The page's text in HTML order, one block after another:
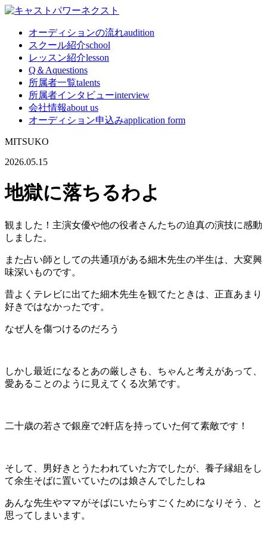
オーディションの流れaudition
スクール紹介school
レッスン紹介lesson
Q＆Aquestions
所属者一覧talents
所属者インタビューinterview
会社情報about us
オーディション申込みapplication form
MITSUKO
2026.05.15
地獄に落ちるわよ
観ました！主演女優や他の役者さんたちの迫真の演技に感動
しました。
また占い師としての共通項がある細木先生の半生は、大変興
味深いものです。
昔よくテレビに出てた細木先生を観てたときは、正直あまり
好きではなかったです。
なぜ人を傷つけるのだろう
しかし最近になるとあの厳しさも、ちゃんと考えがあって、
愛あることのように見えてくる次第です。
二十歳の若さで銀座で2軒店を持っていた何て素敵です！
そして、男好きとうたわれていた方でしたが、養子縁組をし
て余生そばに置いていたのは娘さんでしたしね
あんな先生やママがそばにいたらすごくためになりそう、と
思ってしまいます。